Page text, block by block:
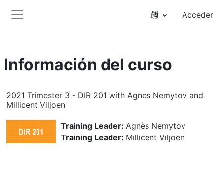
Panel lateral
Acceder
Información del curso
2021 Trimester 3 - DIR 201 with Agnes Nemytov and
Millicent Viljoen
Training Leader: Agnès Nemytov
Training Leader: Millicent Viljoen